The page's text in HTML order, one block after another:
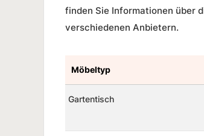
finden Sie Informationen über
verschiedenen Anbietern.
Möbeltyp
Gartentisch